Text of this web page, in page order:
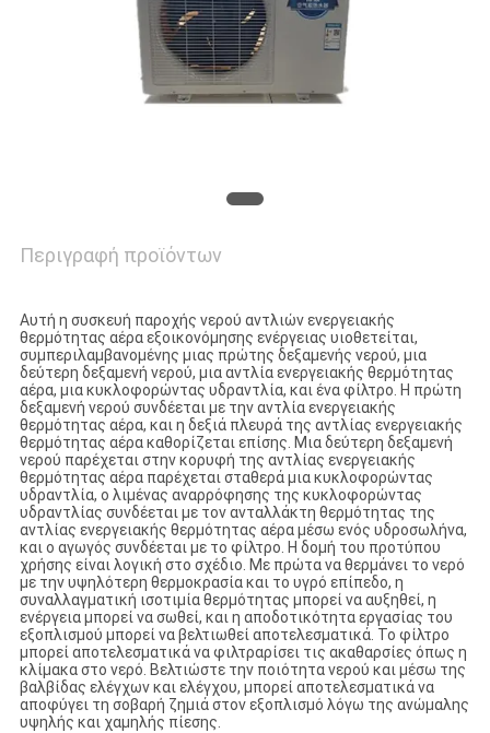
Περιγραφή προϊόντων
Αυτή η συσκευή παροχής νερού αντλιών ενεργειακής
θερμότητας αέρα εξοικονόμησης ενέργειας υιοθετείται,
συμπεριλαμβανομένης μιας πρώτης δεξαμενής νερού, μια
δεύτερη δεξαμενή νερού, μια αντλία ενεργειακής θερμότητας
αέρα, μια κυκλοφορώντας υδραντλία, και ένα φίλτρο. Η πρώτη
δεξαμενή νερού συνδέεται με την αντλία ενεργειακής
θερμότητας αέρα, και η δεξιά πλευρά της αντλίας ενεργειακής
θερμότητας αέρα καθορίζεται επίσης. Μια δεύτερη δεξαμενή
νερού παρέχεται στην κορυφή της αντλίας ενεργειακής
θερμότητας αέρα παρέχεται σταθερά μια κυκλοφορώντας
υδραντλία, ο λιμένας αναρρόφησης της κυκλοφορώντας
υδραντλίας συνδέεται με τον ανταλλάκτη θερμότητας της
αντλίας ενεργειακής θερμότητας αέρα μέσω ενός υδροσωλήνα,
και ο αγωγός συνδέεται με το φίλτρο. Η δομή του προτύπου
χρήσης είναι λογική στο σχέδιο. Με πρώτα να θερμάνει το νερό
με την υψηλότερη θερμοκρασία και το υγρό επίπεδο, η
συναλλαγματική ισοτιμία θερμότητας μπορεί να αυξηθεί, η
ενέργεια μπορεί να σωθεί, και η αποδοτικότητα εργασίας του
εξοπλισμού μπορεί να βελτιωθεί αποτελεσματικά. Το φίλτρο
μπορεί αποτελεσματικά να φιλτραρίσει τις ακαθαρσίες όπως η
κλίμακα στο νερό. Βελτιώστε την ποιότητα νερού και μέσω της
βαλβίδας ελέγχων και ελέγχου, μπορεί αποτελεσματικά να
αποφύγει τη σοβαρή ζημιά στον εξοπλισμό λόγω της ανώμαλης
υψηλής και χαμηλής πίεσης.